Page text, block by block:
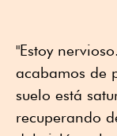
"Estoy
acabamos de
suelo está
recuperando